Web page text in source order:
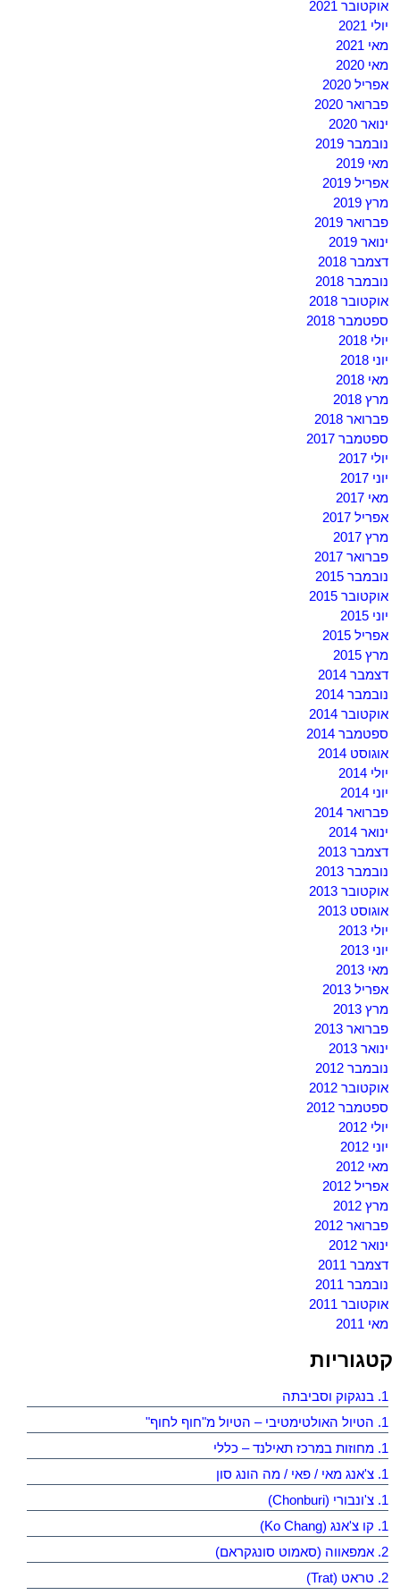
אוקטובר 2021
יולי 2021
מאי 2021
מאי 2020
אפריל 2020
פברואר 2020
ינואר 2020
נובמבר 2019
מאי 2019
אפריל 2019
מרץ 2019
פברואר 2019
ינואר 2019
דצמבר 2018
נובמבר 2018
אוקטובר 2018
ספטמבר 2018
יולי 2018
יוני 2018
מאי 2018
מרץ 2018
פברואר 2018
ספטמבר 2017
יולי 2017
יוני 2017
מאי 2017
אפריל 2017
מרץ 2017
פברואר 2017
נובמבר 2015
אוקטובר 2015
יוני 2015
אפריל 2015
מרץ 2015
דצמבר 2014
נובמבר 2014
אוקטובר 2014
ספטמבר 2014
אוגוסט 2014
יולי 2014
יוני 2014
פברואר 2014
ינואר 2014
דצמבר 2013
נובמבר 2013
אוקטובר 2013
אוגוסט 2013
יולי 2013
יוני 2013
מאי 2013
אפריל 2013
מרץ 2013
פברואר 2013
ינואר 2013
נובמבר 2012
אוקטובר 2012
ספטמבר 2012
יולי 2012
יוני 2012
מאי 2012
אפריל 2012
מרץ 2012
פברואר 2012
ינואר 2012
דצמבר 2011
נובמבר 2011
אוקטובר 2011
מאי 2011
קטגוריות
1. בנגקוק וסביבתה
1. הטיול האולטימטיבי – הטיול מ"חוף לחוף"
1. מחוזות במרכז תאילנד – כללי
1. צ'אנג מאי / פאי / מה הונג סון
1. צ'ונבורי (Chonburi)
1. קו צ'אנג (Ko Chang)
2. אמפאווה (סאמוט סונגקראם)
2. טראט (Trat)